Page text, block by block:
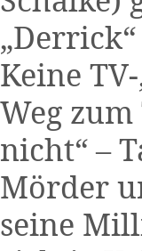
Keine
Weg
nicht“ –
Mörder
seine